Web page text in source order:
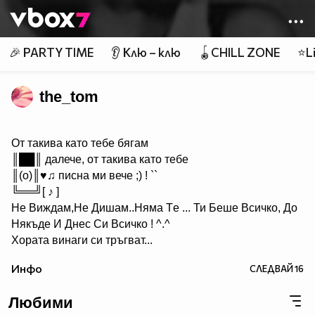
👾
🎉 PARTY TIME 👂 Клю – клю 🪀CHILL ZONE
the_tom
От такива като тебе бягам
║██║ далече, от такива като тебе
║(o)║♥♫ писна ми вече ;) ! ``
╚══╝[ ♪ ]
Не Виждам,Hе Дишам..Hяма Tе ... Ти Беше Всичко, До
Някъде И Днес Си Всичкo ! ^.^
Хората винаги си тръгват...
голяма нужда от тях!И... ако наистина цените нещо, не
случаи няма да се върне....
Инфо СЛЕДВАЙ16
Любими